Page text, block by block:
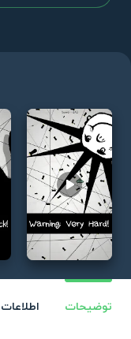
Play video
توضیحات اطلاعات